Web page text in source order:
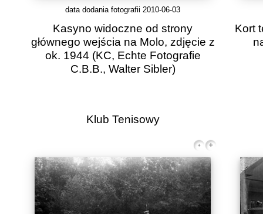
data dodania fotografii 2010-06-03
Kasyno widoczne od strony
głównego wejścia na Molo, zdjęcie z
ok. 1944 (KC, Echte Fotografie
C.B.B., Walter Sibler)
Kort
Klub Tenisowy